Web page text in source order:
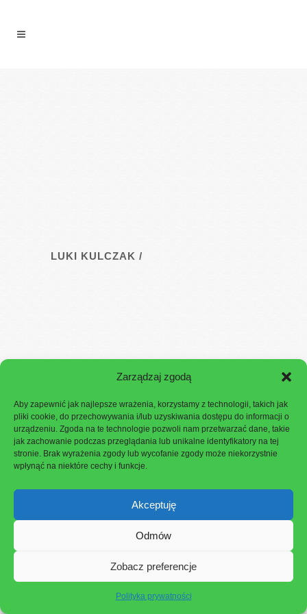
Zarządzaj zgodą
Aby zapewnić jak najlepsze wrażenia, korzystamy z technologii, takich jak
pliki cookie, do przechowywania i/lub uzyskiwania dostępu do informacji o
urządzeniu. Zgoda na te technologie pozwoli nam przetwarzać dane, takie
jak zachowanie podczas przeglądania lub unikalne identyfikatory na tej
stronie. Brak wyrażenia zgody lub wycofanie zgody może niekorzystnie
wpłynąć na niektóre cechy i funkcje.
Akceptuję
Odmów
Zobacz preferencje
Polityka prywatności
LUKI KULCZAK /